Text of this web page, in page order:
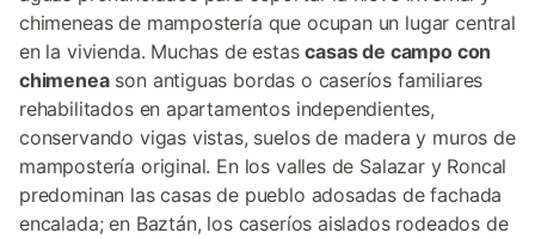
chimeneas de mampostería que ocupan un lugar central
en la vivienda. Muchas de estascasas de campo con
chimeneason antiguas bordas o caseríos familiares
rehabilitados en apartamentos independientes,
conservando vigas vistas, suelos de madera y muros de
mampostería original. En los valles de Salazar y Roncal
predominan las casas de pueblo adosadas de fachada
encalada; en Baztán, los caseríos aislados rodeados de